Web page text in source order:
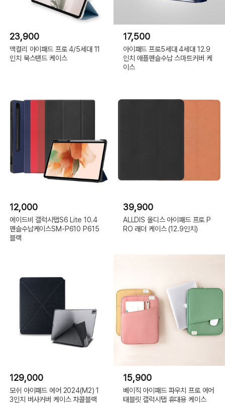
23,900
맥컬리 아이패드 프로 4/5세대 11
인치 북스탠드 케이스
17,500
아이패드 프로5세대 4세대 12.9
인치 애플펜슬수납 스마트커버 케
이스
12,000
에이드비 갤럭시탭S6 Lite 10.4
펜슬수납케이스SM-P610 P615
블랙
39,900
ALLDIS 올디스 아이패드 프로 P
RO 래더 케이스 (12.9인치)
129,000
모쉬 아이패드 에어 2024(M2) 1
3인치 버사커버 케이스 차콜블랙
15,900
베이직 아이패드 파우치 프로 에어
태블릿 갤럭시탭 휴대용 케이스